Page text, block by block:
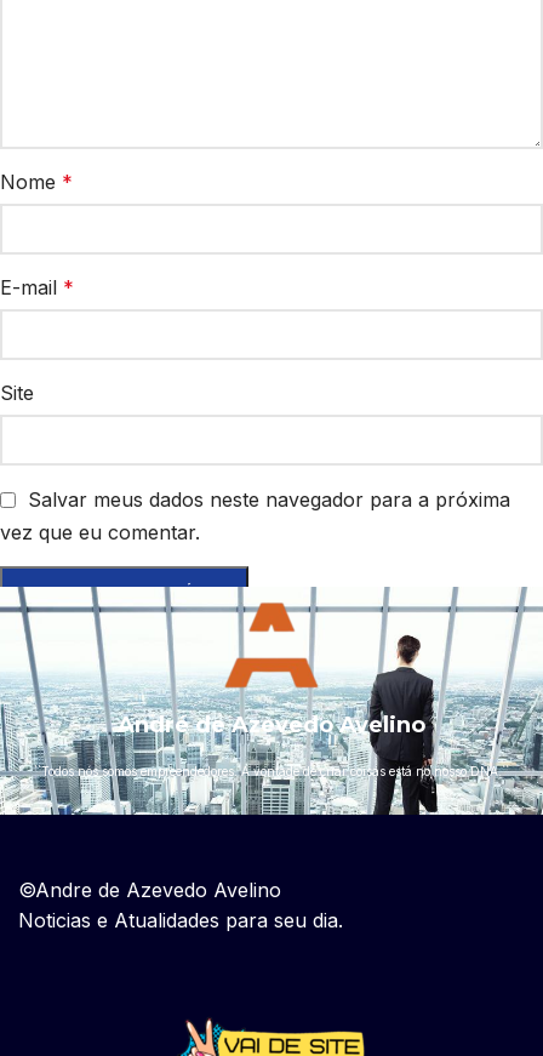
Nome *
E-mail *
Site
Salvar meus dados neste navegador para a próxima
vez que eu comentar.
André de Azevedo Avelino
``Todos nós somos empreendedores. A vontade de criar coisas está no nosso DNA.``
©Andre de Azevedo Avelino
Noticias e Atualidades para seu dia.